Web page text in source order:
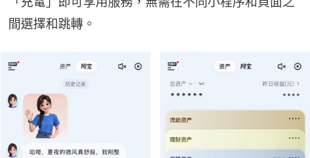
間選擇和跳轉。